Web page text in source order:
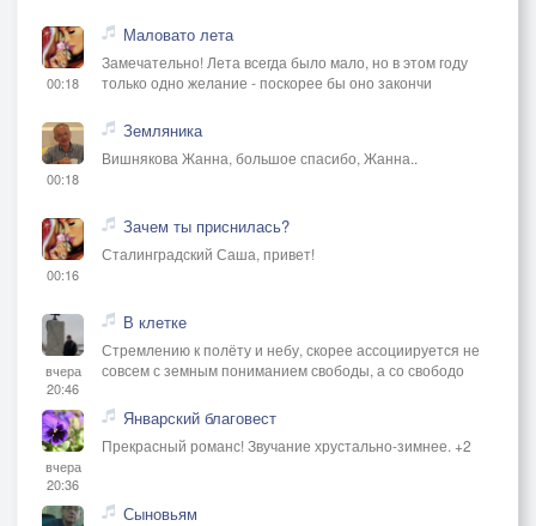
00:18
Маловато лета
Замечательно! Лета всегда было мало, но в этом году
только одно желание - поскорее бы оно закончи
00:18
Земляника
Вишнякова Жанна, большое спасибо, Жанна..
00:16
Зачем ты приснилась?
Сталинградский Саша, привет!
вчера
20:46
В клетке
Стремлению к полёту и небу, скорее ассоциируется не
совсем с земным пониманием свободы, а со свободо
вчера
20:36
Январский благовест
Прекрасный романс! Звучание хрустально-зимнее. +2
Сыновьям